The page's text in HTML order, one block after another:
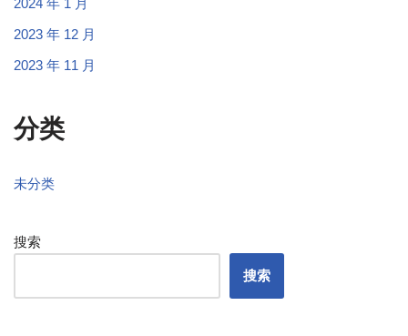
2024 年 1 月
2023 年 12 月
2023 年 11 月
分类
未分类
搜索
搜索